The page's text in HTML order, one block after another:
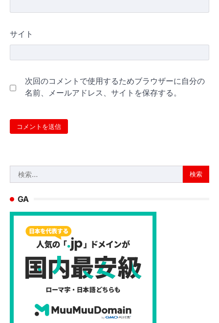
サイト
次回のコメントで使用するためブラウザーに自分の
名前、メールアドレス、サイトを保存する。
索:
GA